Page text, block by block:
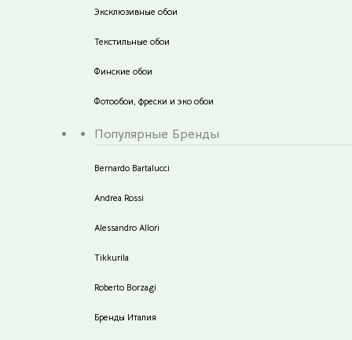
Эксклюзивные обои
Текстильные обои
Финские обои
Фотообои, фрески и эко обои
Популярные Бренды
Bernardo Bartalucci
Andrea Rossi
Alessandro Allori
Tikkurila
Roberto Borzagi
Бренды Италия